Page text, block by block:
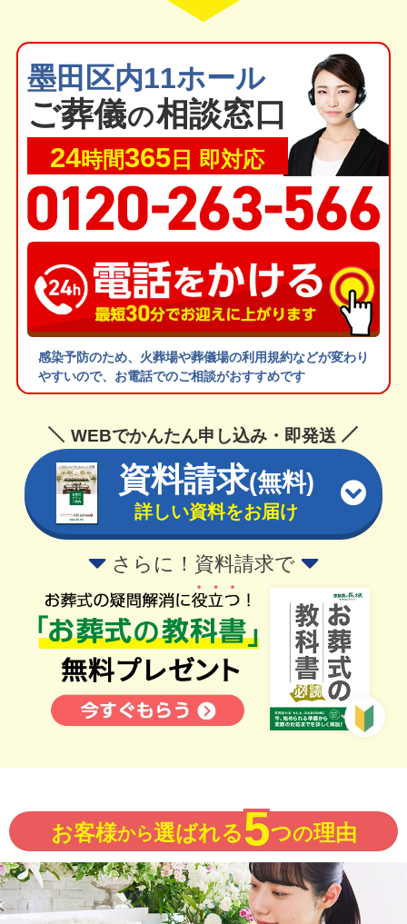
墨田区内11ホール
ご葬儀の相談窓口
24時間365 日 即対応
感染予防のため、火葬場や葬儀場の利用規約などが変わり
やすいので、お電話でのご相談がおすすめです
WEBでかんたん申し込み・即発送
資料請求(無料)
詳しい資料をお届け
さらに！資料請求で
お客様から選ばれる5つの理由